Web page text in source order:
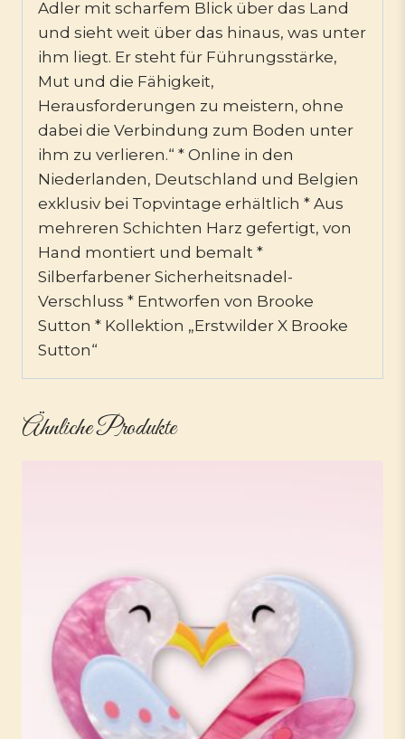
Adler mit scharfem Blick über das Land
und sieht weit über das hinaus, was unter
ihm liegt. Er steht für Führungsstärke,
Mut und die Fähigkeit,
Herausforderungen zu meistern, ohne
dabei die Verbindung zum Boden unter
ihm zu verlieren.“ * Online in den
Niederlanden, Deutschland und Belgien
exklusiv bei Topvintage erhältlich * Aus
mehreren Schichten Harz gefertigt, von
Hand montiert und bemalt *
Silberfarbener Sicherheitsnadel-
Verschluss * Entworfen von Brooke
Sutton * Kollektion „Erstwilder X Brooke
Sutton“
Ähnliche Produkte